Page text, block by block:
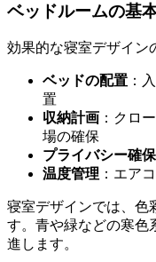
ベッドルームの基
効果的な寝室デザイン
ベッドの配置 ：
置
収納計画 ：クロ
場の確保
プライバシー確保
温度管理 ：エア
寝室デザインでは、色
す。青や緑などの寒色
進します。